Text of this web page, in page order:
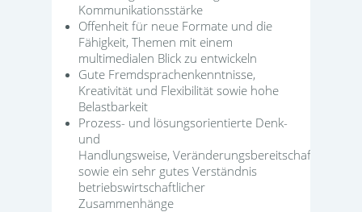
Kommunikationsstärke
Offenheit für neue Formate und die
Fähigkeit, Themen mit einem
multimedialen Blick zu entwickeln
Gute Fremdsprachenkenntnisse,
Kreativität und Flexibilität sowie hohe
Belastbarkeit
Prozess- und lösungsorientierte Denk-
und
Handlungsweise, Veränderungsbereitschaft
sowie ein sehr gutes Verständnis
betriebswirtschaftlicher
Zusammenhänge